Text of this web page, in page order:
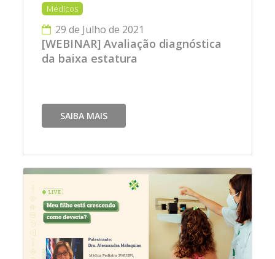
Médicos
29 de Julho de 2021
[WEBINAR] Avaliação diagnóstica
da baixa estatura
SAIBA MAIS